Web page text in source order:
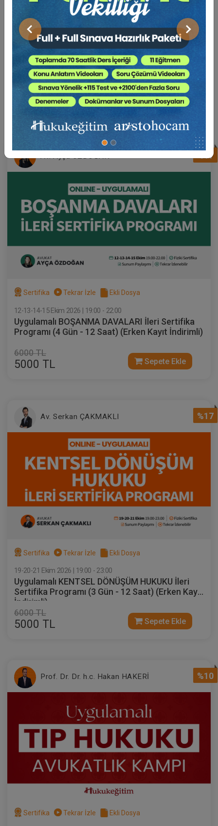
Önceki Sonraki
BENZER EĞITIMLER
Süper Abone Ol: Sadece 1290 TL / Aylık
%17
Av. Ayça ÖZDOĞAN
Sertifika Tekrar İzle Ekli Dosya
12-13-14-15 Ekim 2026 | 19:00 - 22:00
Uygulamalı BOŞANMA DAVALARI İleri Sertifika
Programı (4 Gün - 12 Saat) (Erken Kayıt İndirimli)
6000 TL
5000 TL Sepete Ekle
%17
Av. Serkan ÇAKMAKLI
Sertifika Tekrar İzle Ekli Dosya
19-20-21 Ekim 2026 | 19:00 - 23:00
Uygulamalı KENTSEL DÖNÜŞÜM HUKUKU İleri
Sertifika Programı (3 Gün - 12 Saat) (Erken Kayıt
İndirimli)
6000 TL
5000 TL Sepete Ekle
%10
Prof. Dr. Dr. h.c. Hakan HAKERİ
Sertifika Tekrar İzle Ekli Dosya